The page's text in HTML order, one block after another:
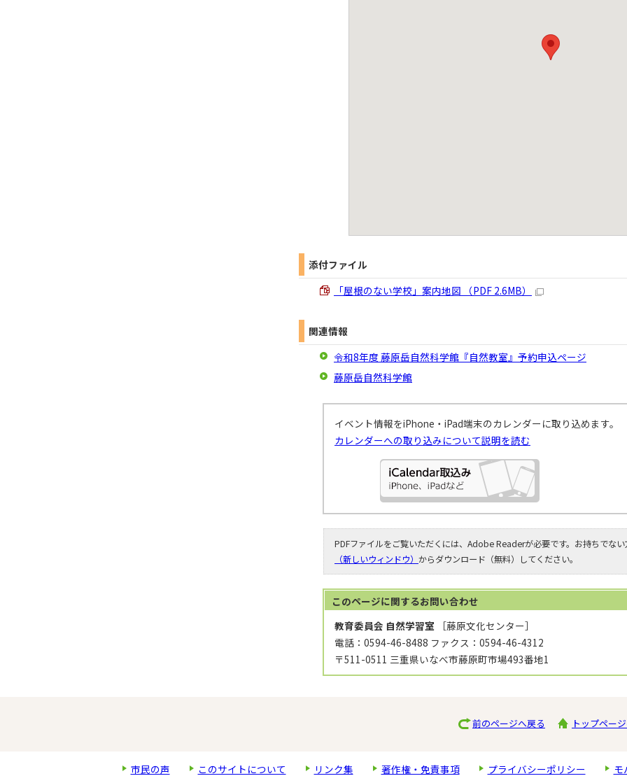
添付ファイル
「屋根のない学校」案内地図 （PDF 2.6MB）
関連情報
令和8年度 藤原岳自然科学館『自然教室』予約申込ページ
藤原岳自然科学館
イベント情報をiPhone・iPad端末のカレンダーに取り込めます。
カレンダーへの取り込みについて説明を読む
PDFファイルをご覧いただくには、Adobe Readerが必要です。お持ちでな
（新しいウィンドウ） からダウンロード（無料）してください。
このページに関するお問い合わせ
教育委員会 自然学習室 ［藤原文化センター］
電話：0594-46-8488 ファクス：0594-46-4312
〒511-0511 三重県いなべ市藤原町市場493番地1
前のページへ戻る トップペー
市民の声 このサイトについて リンク集 著作権・免責事項 プライバシーポリシー モ